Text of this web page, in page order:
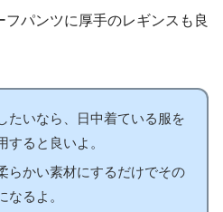
パンツに厚手のレギンスも良
たいなら、日中着ている服を
すると良いよ。
らかい素材にするだけでその
なるよ。